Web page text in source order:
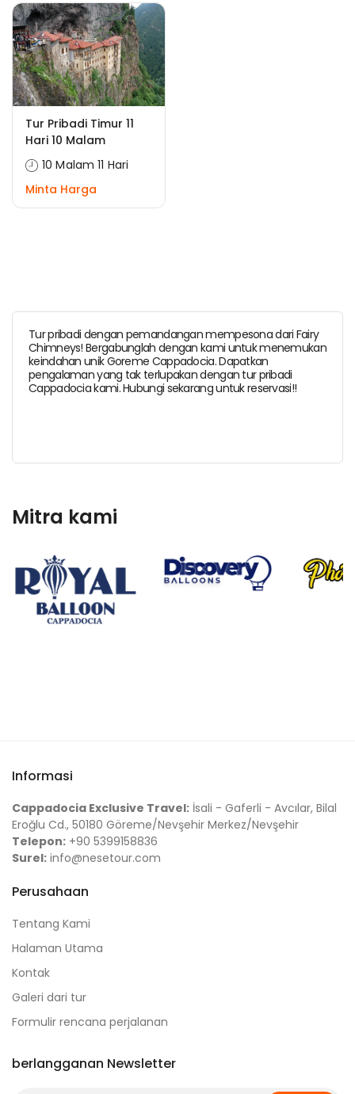
Tur Pribadi Timur 11
Hari 10 Malam
10 Malam 11 Hari
Minta Harga
Tur pribadi dengan pemandangan mempesona dari Fairy
Chimneys! Bergabunglah dengan kami untuk menemukan
keindahan unik Goreme Cappadocia. Dapatkan
pengalaman yang tak terlupakan dengan tur pribadi
Cappadocia kami. Hubungi sekarang untuk reservasi!!
Mitra kami
Informasi
Cappadocia Exclusive Travel: İsali - Gaferli - Avcılar, Bilal
Eroğlu Cd., 50180 Göreme/Nevşehir Merkez/Nevşehir
Telepon: +90 5399158836
Surel: info@nesetour.com
Perusahaan
Tentang Kami
Halaman Utama
Kontak
Galeri dari tur
Formulir rencana perjalanan
berlangganan Newsletter